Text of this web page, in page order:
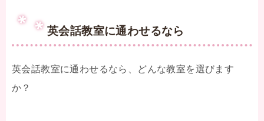
英会話教室に通わせるなら
英会話教室に通わせるなら、どんな教室を選びます
か？